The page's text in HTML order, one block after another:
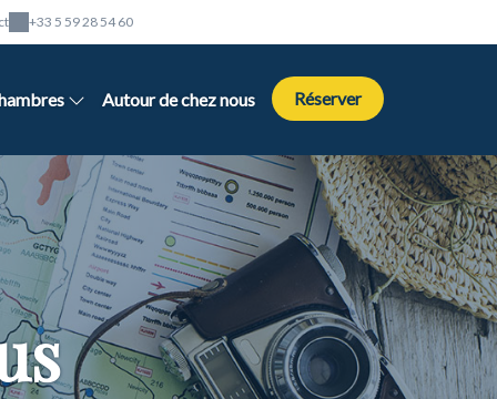
+33 5 59 28 54 60
Autour de chez nous Réserver